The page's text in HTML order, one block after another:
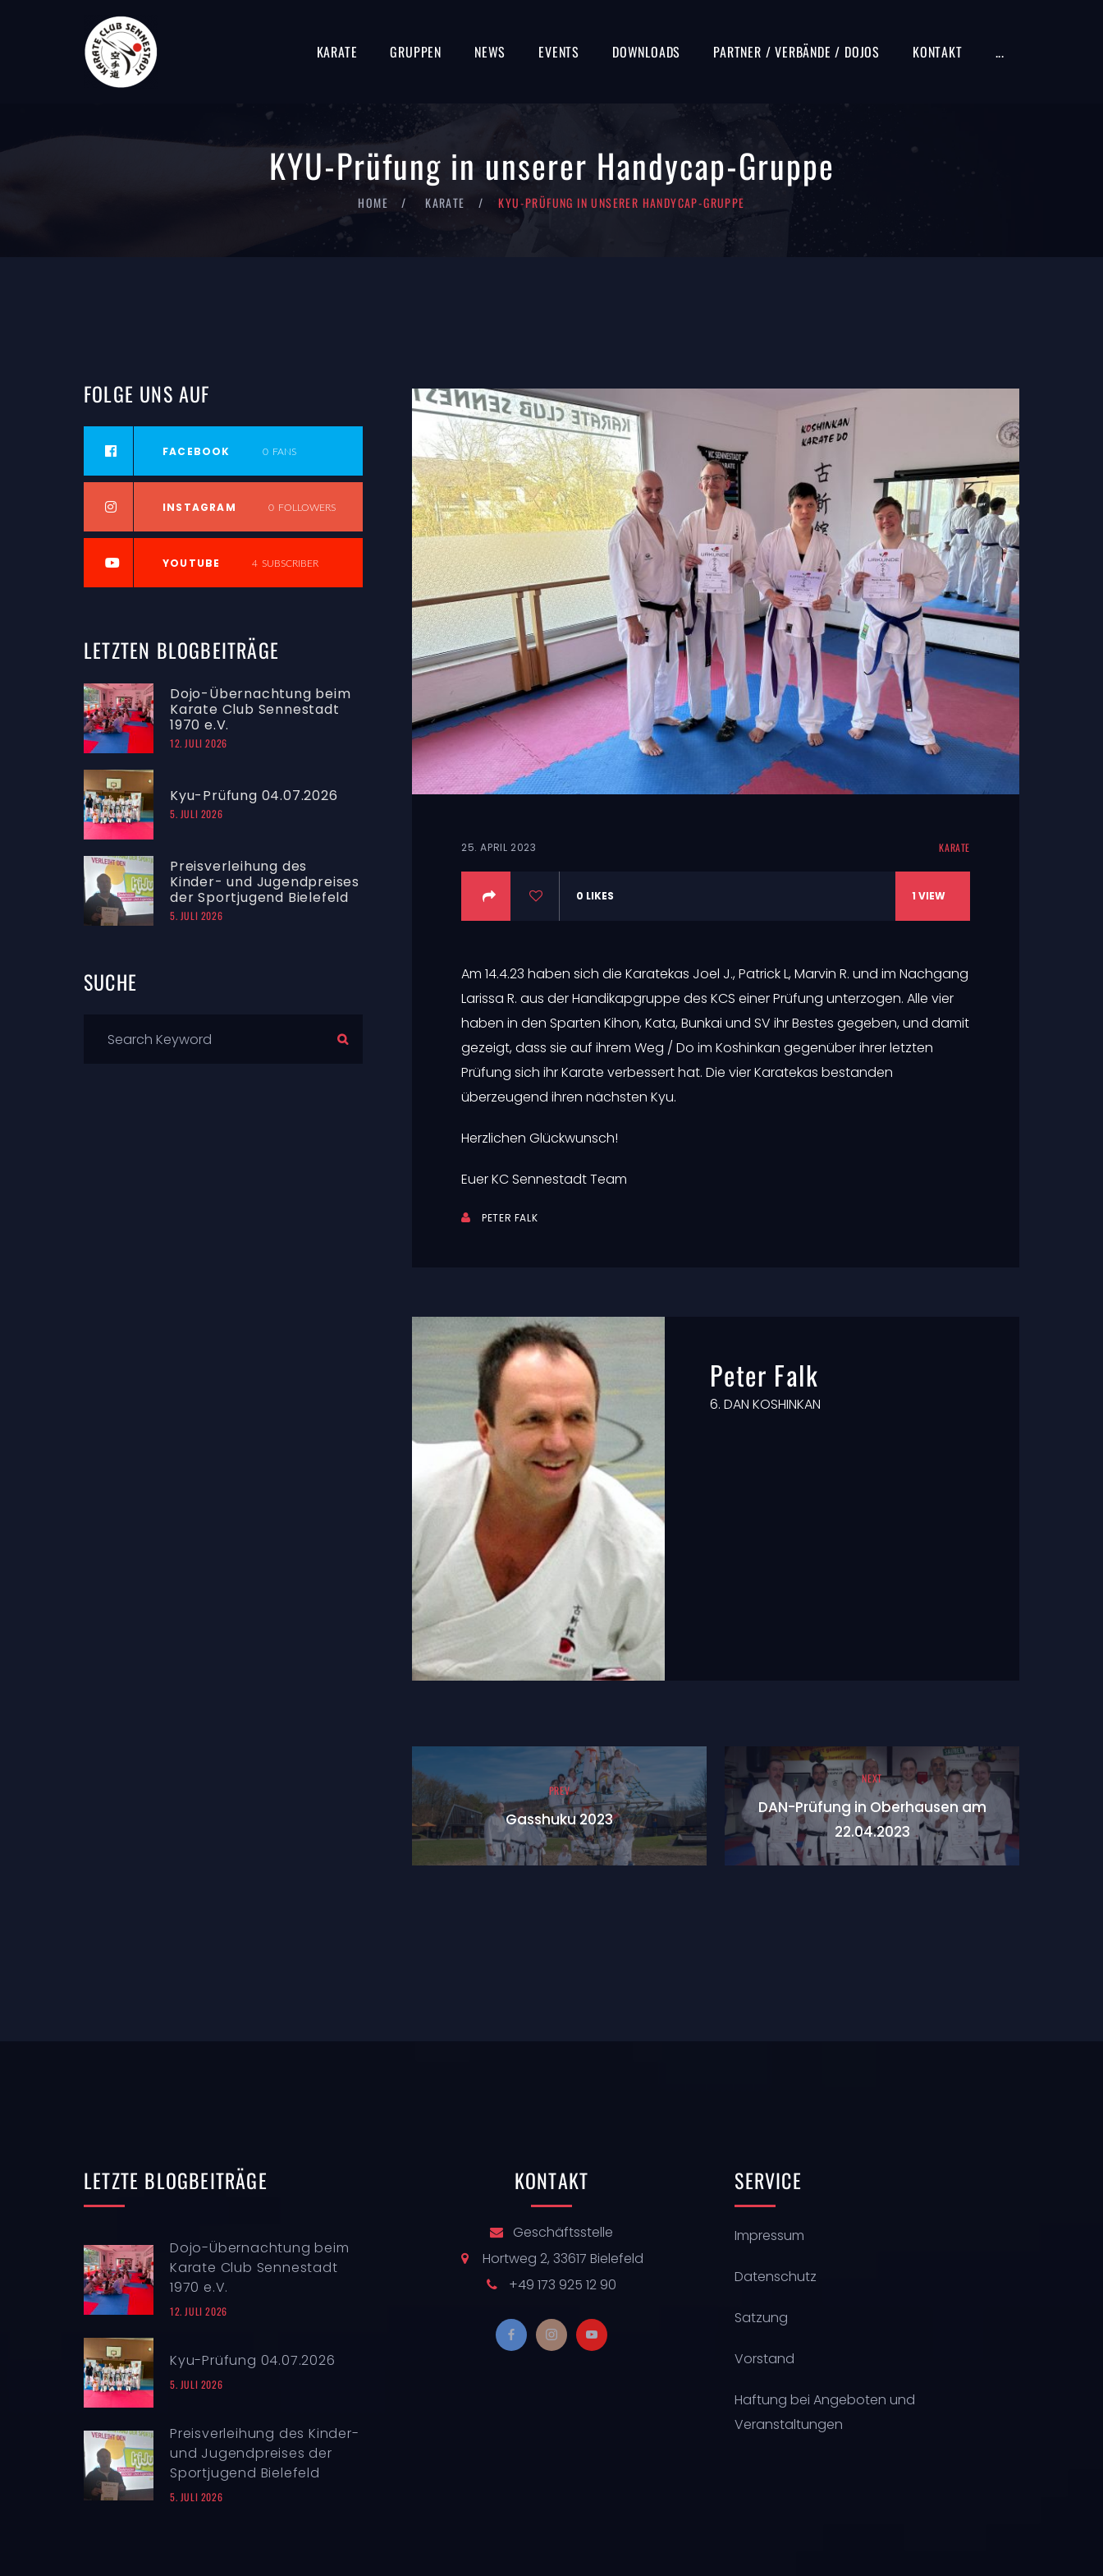
KARATE GRUPPEN NEWS EVENTS DOWNLOADS PARTNER / VERBÄNDE / DOJOS KONTAKT ...
KYU-Prüfung in unserer Handycap-Gruppe
HOME KARATE KYU-PRÜFUNG IN UNSERER HANDYCAP-GRUPPE
25. APRIL 2023 KARATE
0 LIKES 1 VIEW
Am 14.4.23 haben sich die Karatekas Joel J., Patrick L, Marvin R. und im Nachgang
Larissa R. aus der Handikapgruppe des KCS einer Prüfung unterzogen. Alle vier
haben in den Sparten Kihon, Kata, Bunkai und SV ihr Bestes gegeben, und damit
gezeigt, dass sie auf ihrem Weg / Do im Koshinkan gegenüber ihrer letzten
Prüfung sich ihr Karate verbessert hat. Die vier Karatekas bestanden
überzeugend ihren nächsten Kyu.
Herzlichen Glückwunsch!
Euer KC Sennestadt Team
PETER FALK
Peter Falk
6. DAN KOSHINKAN
PREV
Gasshuku 2023
NEXT
DAN-Prüfung in Oberhausen am
22.04.2023
FOLGE UNS AUF
FACEBOOK 0 FANS
INSTAGRAM 0 FOLLOWERS
YOUTUBE 4 SUBSCRIBER
LETZTEN BLOGBEITRÄGE
Dojo-Übernachtung beim
Karate Club Sennestadt
1970 e.V.
12. JULI 2026
Kyu-Prüfung 04.07.2026
5. JULI 2026
Preisverleihung des
Kinder- und Jugendpreises
der Sportjugend Bielefeld
5. JULI 2026
SUCHE
LETZTE BLOGBEITRÄGE
Dojo-Übernachtung beim
Karate Club Sennestadt
1970 e.V.
12. JULI 2026
Kyu-Prüfung 04.07.2026
5. JULI 2026
Preisverleihung des Kinder-
und Jugendpreises der
Sportjugend Bielefeld
5. JULI 2026
KONTAKT
Geschäftsstelle
Hortweg 2, 33617 Bielefeld
+49 173 925 12 90
SERVICE
Impressum
Datenschutz
Satzung
Vorstand
Haftung bei Angeboten und
Veranstaltungen